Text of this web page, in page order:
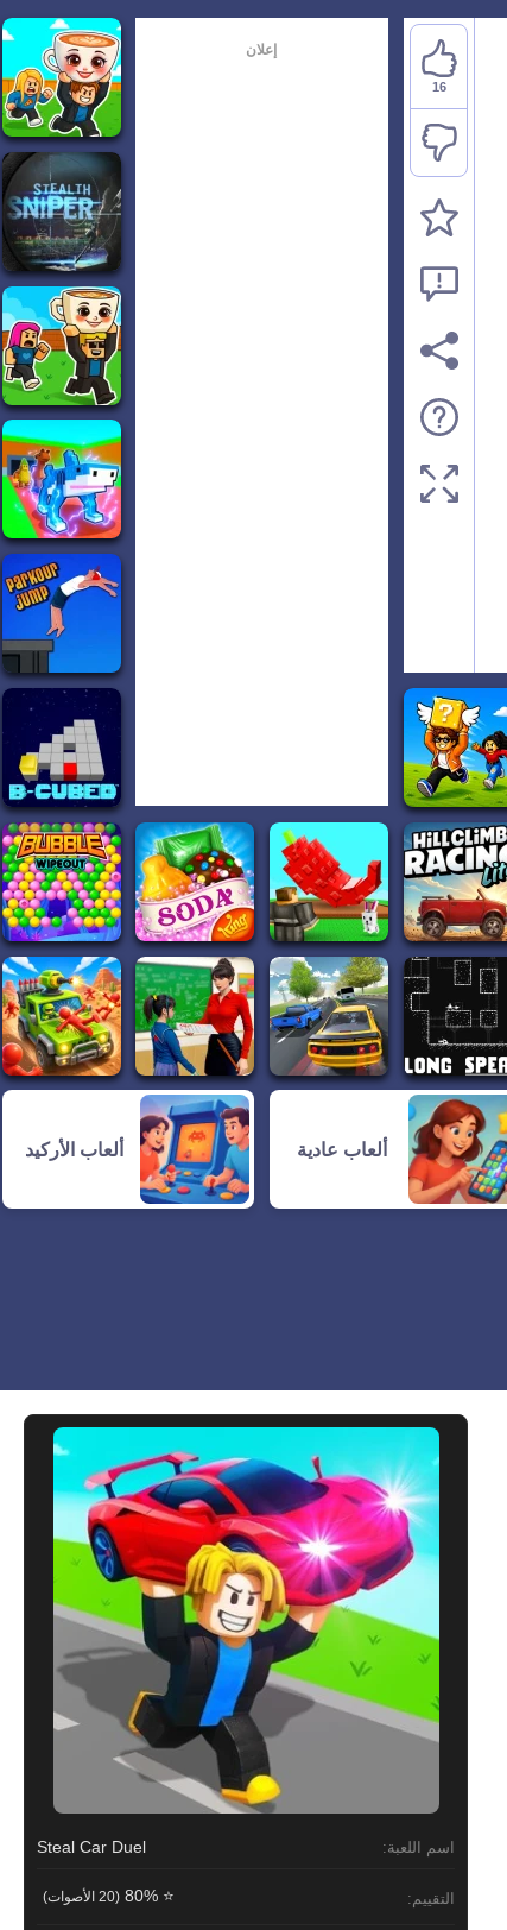
اسم اللعبة: Steal Car Duel
التقييم: ⭐ 80% (20 الأصوات)
16
إعلان
ألعاب عادية ألعاب الأركيد